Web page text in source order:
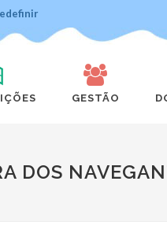
GESTÃO
DOS